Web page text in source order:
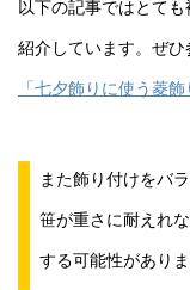
以下の記事ではとて
紹介しています。ぜひ
「七夕飾りに使う菱
また飾り付けをバ
笹が重さに耐えれ
する可能性がありま